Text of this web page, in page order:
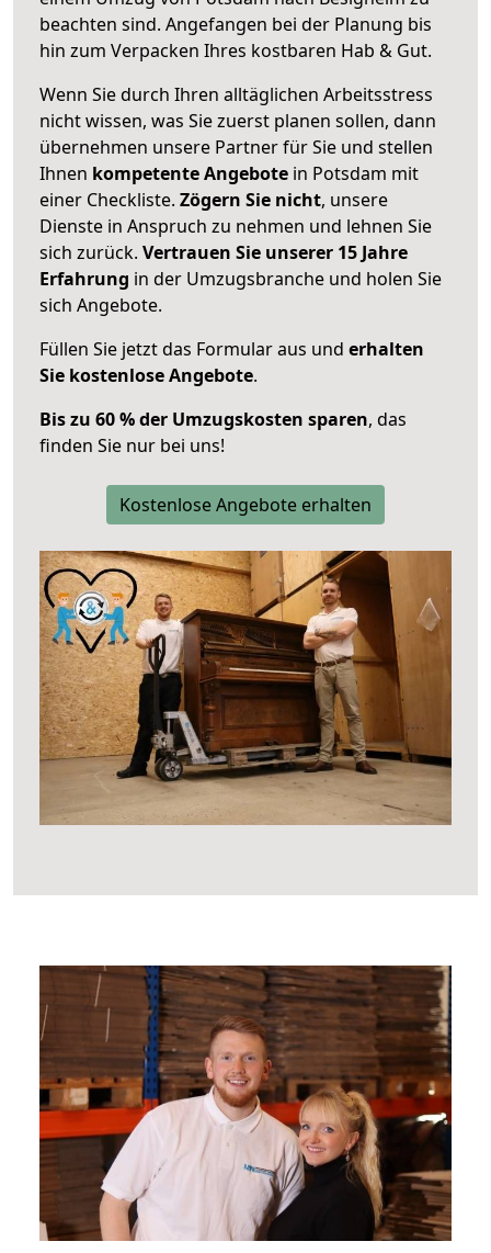
beachten sind. Angefangen bei der Planung bis
hin zum Verpacken Ihres kostbaren Hab & Gut.
Wenn Sie durch Ihren alltäglichen Arbeitsstress
nicht wissen, was Sie zuerst planen sollen, dann
übernehmen unsere Partner für Sie und stellen
Ihnen kompetente Angebote in Potsdam mit
einer Checkliste. Zögern Sie nicht, unsere
Dienste in Anspruch zu nehmen und lehnen Sie
sich zurück. Vertrauen Sie unserer 15 Jahre
Erfahrung in der Umzugsbranche und holen Sie
sich Angebote.
Füllen Sie jetzt das Formular aus und erhalten
Sie kostenlose Angebote.
Bis zu 60 % der Umzugskosten sparen, das
finden Sie nur bei uns!
Kostenlose Angebote erhalten